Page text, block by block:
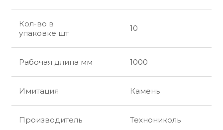
Кол-во в
упаковке шт
10
Рабочая длина мм 1000
Имитация Камень
Производитель Технониколь